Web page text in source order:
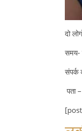
दो
समय-
पता